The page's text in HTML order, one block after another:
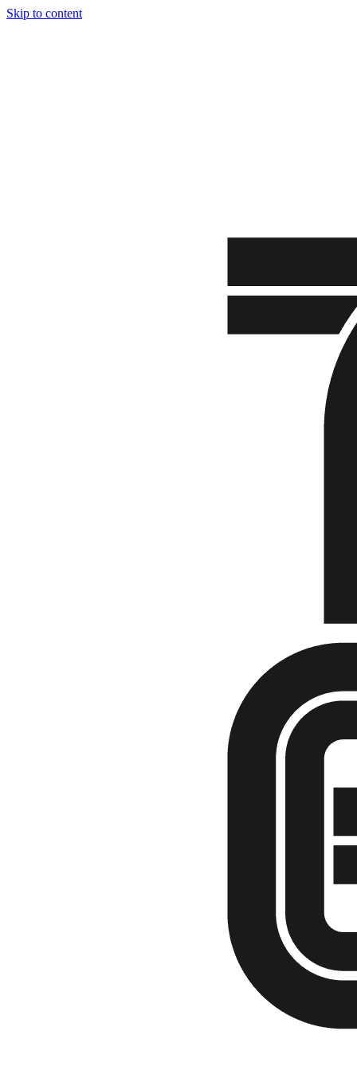
Skip to content